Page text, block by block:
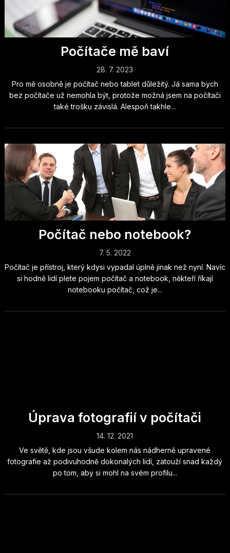
Počítače mě baví
28. 7. 2023
Pro mě osobně je počítač nebo tablet důležitý. Já sama bych
bez počítače už nemohla být, protože možná jsem na počítači
také trošku závislá. Alespoň takhle...
Počítač nebo notebook?
7. 5. 2022
Počítač je přístroj, který kdysi vypadal úplně jinak než nyní. Navíc
si hodně lidí plete pojem počítač a notebook, někteří říkají
notebooku počítač, což je...
Úprava fotografií v počítači
14. 12. 2021
Ve světě, kde jsou všude kolem nás nádherně upravené
fotografie až podivuhodně dokonalých lidí, zatouží snad každý
po tom, aby si mohl na svém profilu...